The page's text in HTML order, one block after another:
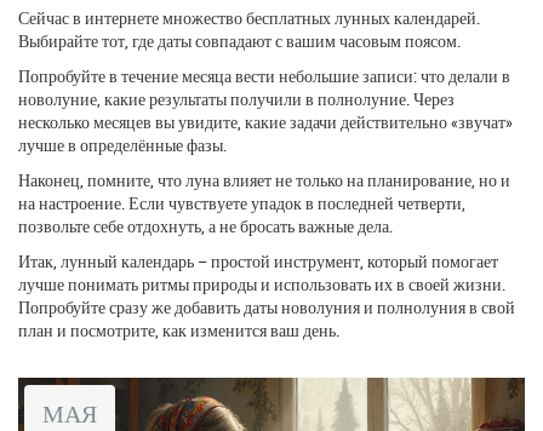
Сейчас в интернете множество бесплатных лунных календарей.
Выбирайте тот, где даты совпадают с вашим часовым поясом.
Попробуйте в течение месяца вести небольшие записи: что делали в
новолуние, какие результаты получили в полнолуние. Через
несколько месяцев вы увидите, какие задачи действительно «звучат»
лучше в определённые фазы.
Наконец, помните, что луна влияет не только на планирование, но и
на настроение. Если чувствуете упадок в последней четверти,
позвольте себе отдохнуть, а не бросать важные дела.
Итак, лунный календарь – простой инструмент, который помогает
лучше понимать ритмы природы и использовать их в своей жизни.
Попробуйте сразу же добавить даты новолуния и полнолуния в свой
план и посмотрите, как изменится ваш день.
МАЯ